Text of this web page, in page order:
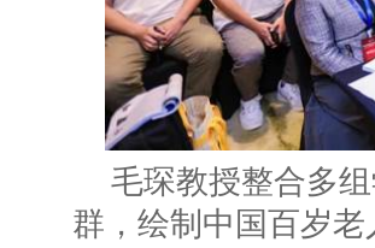
毛琛教授整合多
群，绘制中国百岁